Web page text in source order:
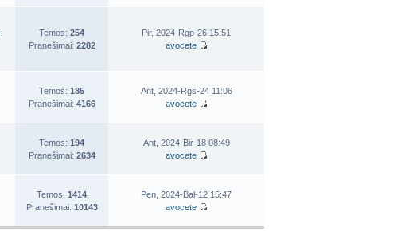
Temos: 254
Pranešimai: 2282
Pir, 2024-Rgp-26 15:51
avocete
Temos: 185
Pranešimai: 4166
Ant, 2024-Rgs-24 11:06
avocete
Temos: 194
Pranešimai: 2634
Ant, 2024-Bir-18 08:49
avocete
Temos: 1414
Pranešimai: 10143
Pen, 2024-Bal-12 15:47
avocete